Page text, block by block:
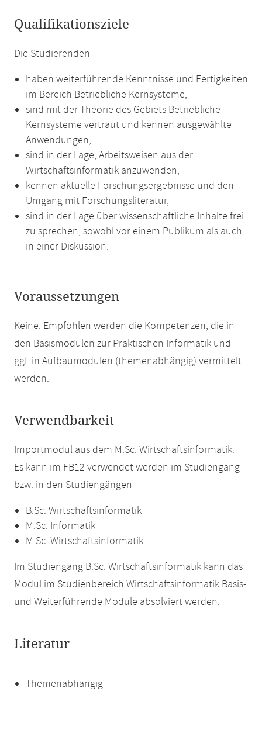
Qualifikationsziele
Die Studierenden
haben weiterführende Kenntnisse und Fertigkeiten
im Bereich Betriebliche Kernsysteme,
sind mit der Theorie des Gebiets Betriebliche
Kernsysteme vertraut und kennen ausgewählte
Anwendungen,
sind in der Lage, Arbeitsweisen aus der
Wirtschaftsinformatik anzuwenden,
kennen aktuelle Forschungsergebnisse und den
Umgang mit Forschungsliteratur,
sind in der Lage über wissenschaftliche Inhalte frei
zu sprechen, sowohl vor einem Publikum als auch
in einer Diskussion.
Voraussetzungen
Keine. Empfohlen werden die Kompetenzen, die in
den Basismodulen zur Praktischen Informatik und
ggf. in Aufbaumodulen (themenabhängig) vermittelt
werden.
Verwendbarkeit
Importmodul aus dem M.Sc. Wirtschaftsinformatik.
Es kann im FB12 verwendet werden im Studiengang
bzw. in den Studiengängen
B.Sc. Wirtschaftsinformatik
M.Sc. Informatik
M.Sc. Wirtschaftsinformatik
Im Studiengang B.Sc. Wirtschaftsinformatik kann das
Modul im Studienbereich Wirtschaftsinformatik Basis-
und Weiterführende Module absolviert werden.
Literatur
Themenabhängig